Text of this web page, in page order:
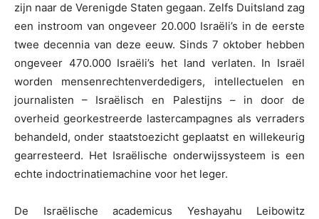
zijn naar de Verenigde Staten gegaan. Zelfs Duitsland zag
een instroom van ongeveer 20.000 Israëli’s in de eerste
twee decennia van deze eeuw. Sinds 7 oktober hebben
ongeveer 470.000 Israëli’s het land verlaten. In Israël
worden mensenrechtenverdedigers, intellectuelen en
journalisten – Israëlisch en Palestijns – in door de
overheid georkestreerde lastercampagnes als verraders
behandeld, onder staatstoezicht geplaatst en willekeurig
gearresteerd. Het Israëlische onderwijssysteem is een
echte indoctrinatiemachine voor het leger.
De Israëlische academicus Yeshayahu Leibowitz